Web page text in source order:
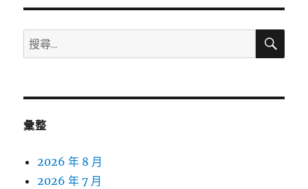
搜
尋
鍵
搜
彙整
2026 年 8 月
2026 年 7 月